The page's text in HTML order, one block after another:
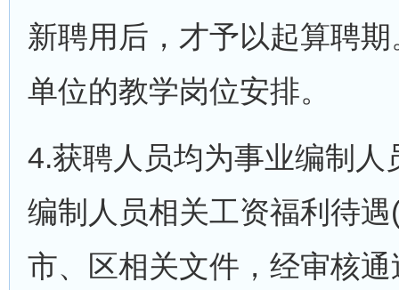
新聘用后，才予以起算聘
单位的教学岗位安排。
4.获聘人员均为事业编制
编制人员相关工资福利待
市、区相关文件，经审核